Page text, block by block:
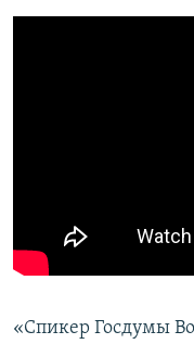
«Спикер Госдумы